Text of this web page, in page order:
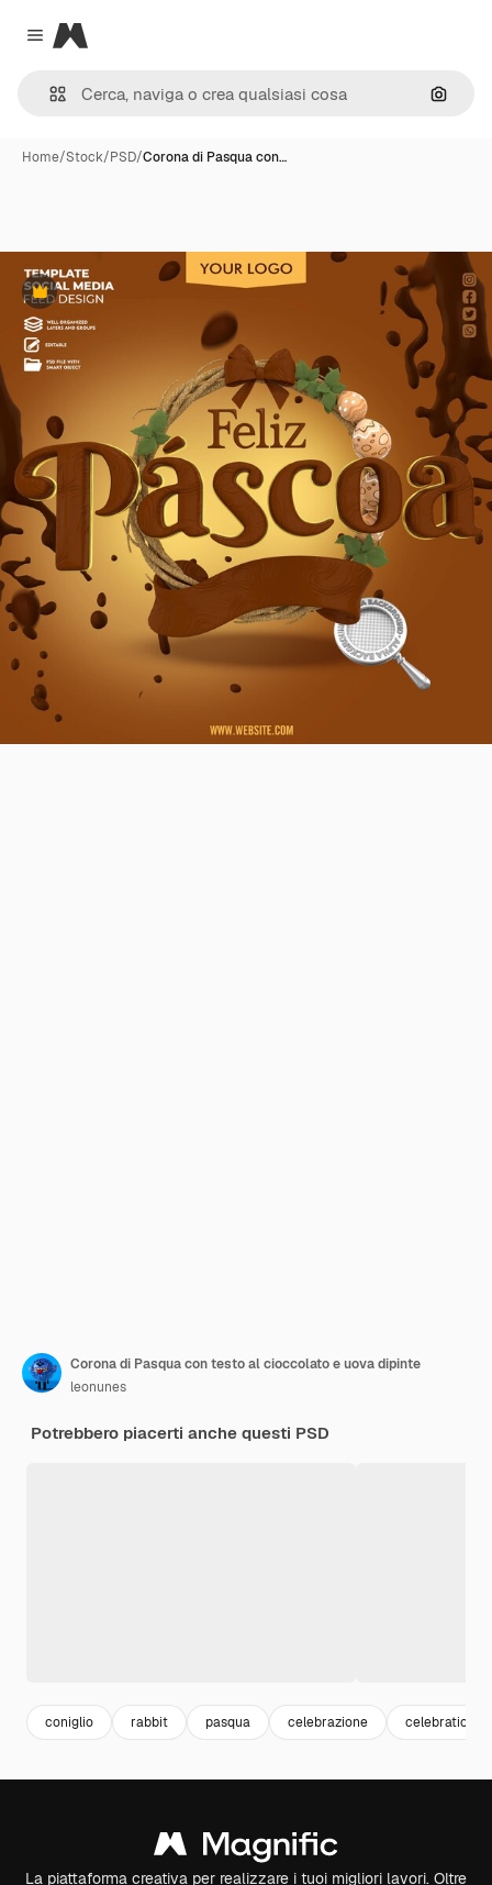
Close menu
Magnific
Cerca
Home/Stock/PSD/Corona di Pasqua con…
Premium
Corona di Pasqua con testo al cioccolato e uova dipinte
leonunes
Potrebbero piacerti anche questi PSD
coniglio rabbit pasqua celebrazione celebration
La piattaforma creativa per realizzare i tuoi migliori lavori. Oltre